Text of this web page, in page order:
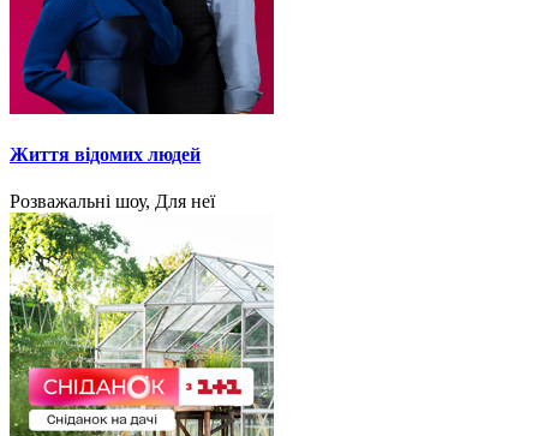
Життя відомих людей
Розважальні шоу, Для неї